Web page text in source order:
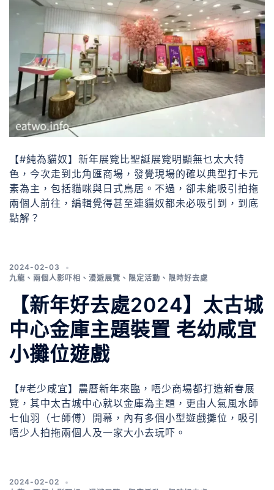
【#純為貓奴】新年展覽比聖誕展覽明顯無乜太大特
色，今次走到北角匯商場，發覺現場的確以典型打卡元
素為主，包括貓咪與日式鳥居。不過，卻未能吸引拍拖
兩個人前往，編輯覺得甚至連貓奴都未必吸引到，到底
點解？
2024-02-03
九龍 、 兩個人影吓相 、 漫遊展覽 、 限定活動 、 限時好去處
【新年好去處2024】太古城
中心金庫主題裝置 老幼咸宜
小攤位遊戲
【#老少咸宜】農曆新年來臨，唔少商場都打造新春展
覽，其中太古城中心就以金庫為主題，更由人氣風水師
七仙羽（七師傅）開幕，內有多個小型遊戲攤位，吸引
唔少人拍拖兩個人及一家大小去玩吓。
2024-02-02